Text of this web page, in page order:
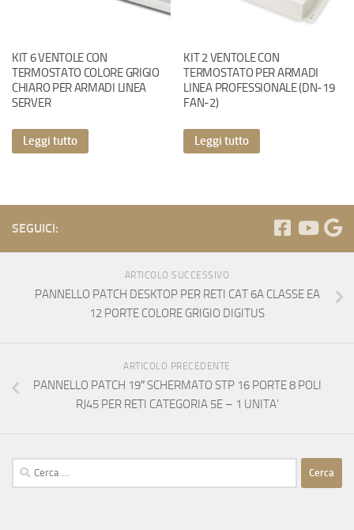
KIT 6 VENTOLE CON
TERMOSTATO COLORE GRIGIO
CHIARO PER ARMADI LINEA
SERVER
Leggi tutto
KIT 2 VENTOLE CON
TERMOSTATO PER ARMADI
LINEA PROFESSIONALE (DN-19
FAN-2)
Leggi tutto
SEGUICI:
ARTICOLO SUCCESSIVO
PANNELLO PATCH DESKTOP PER RETI CAT 6A CLASSE EA
12 PORTE COLORE GRIGIO DIGITUS
ARTICOLO PRECEDENTE
PANNELLO PATCH 19″ SCHERMATO STP 16 PORTE 8 POLI
RJ45 PER RETI CATEGORIA 5E – 1 UNITA’
Ricerca
per: